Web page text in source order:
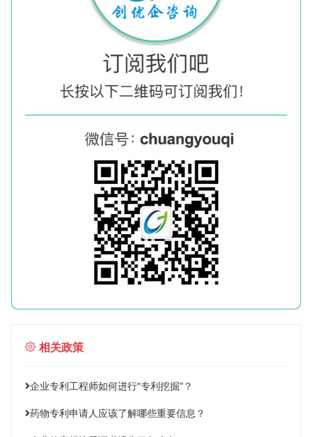
相关政策
企业专利工程师如何进行“专利挖掘”？
药物专利申请人应该了解哪些重要信息？